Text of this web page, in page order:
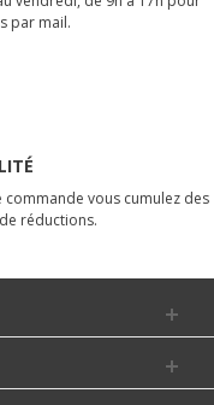
par mail.
vous cumulez des
réductions.